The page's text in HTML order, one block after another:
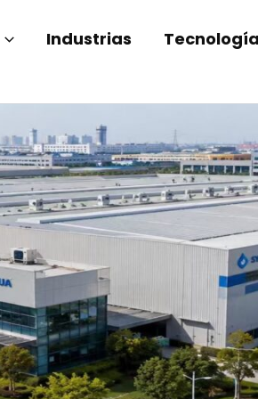
Industrias Tecnología